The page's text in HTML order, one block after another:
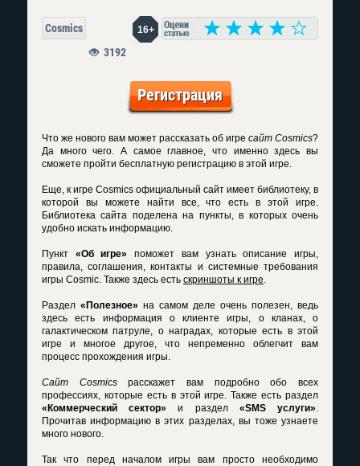
Cosmics 16+
3192
Регистрация
Что же нового вам может рассказать об игре сайт Cosmics?
Да много чего. А самое главное, что именно здесь вы
сможете пройти бесплатную регистрацию в этой игре.
Еще, к игре Cosmics официальный сайт имеет библиотеку, в
которой вы можете найти все, что есть в этой игре.
Библиотека сайта поделена на пункты, в которых очень
удобно искать информацию.
Пункт «Об игре»
поможет вам узнать описание игры,
правила, соглашения, контакты и системные требования
игры Cosmic. Также здесь есть скриншоты к игре.
Раздел «Полезное» на самом деле очень полезен, ведь
здесь есть информация о клиенте игры, о кланах, о
галактическом патруле, о наградах, которые есть в этой
игре и многое другое, что непременно облегчит вам
процесс прохождения игры.
Сайт Cosmicsрасскажет вам подробно обо всех
профессиях, которые есть в этой игре. Также есть раздел
«Коммерческий сектор» и раздел «SMS услуги».
Прочитав информацию в этих разделах, вы тоже узнаете
много нового.
Так что перед началом игры вам просто необходимо